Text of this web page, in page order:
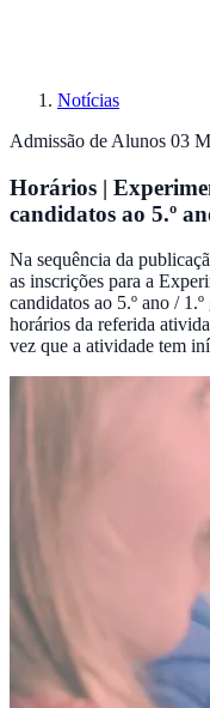
Notícias
Admissão de Alunos 03
Horários |
candidatos ao 5.º
Na sequência da
as inscrições para a
candidatos ao 5.º ano /
horários da referida
vez que a atividade tem